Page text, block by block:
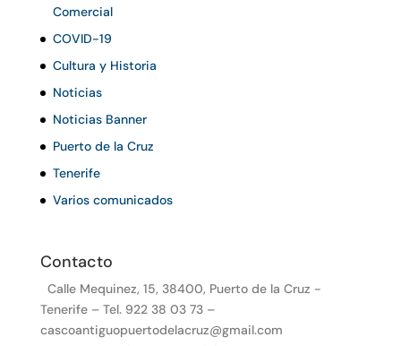
Comercial
COVID-19
Cultura y Historia
Noticias
Noticias Banner
Puerto de la Cruz
Tenerife
Varios comunicados
Contacto
Calle Mequinez, 15, 38400, Puerto de la Cruz -
Tenerife – Tel. 922 38 03 73 –
cascoantiguopuertodelacruz@gmail.com